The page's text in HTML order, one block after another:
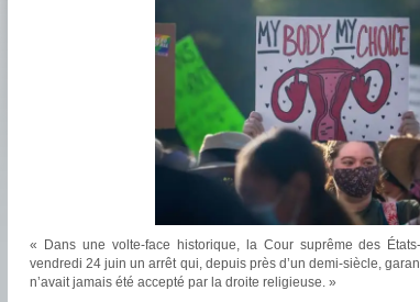
« Dans une volte-face historique, la Cour suprême des
vendredi 24 juin un arrêt qui, depuis près d’un demi-siècle,
n’avait jamais été accepté par la droite religieuse. »